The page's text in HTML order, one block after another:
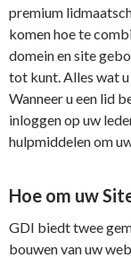
premium
komen hoe te
domein en site
tot kunt. Alles wat
Wanneer u een lid
inloggen op uw
hulpmiddelen om
Hoe om uw
GDI biedt twee
bouwen van uw